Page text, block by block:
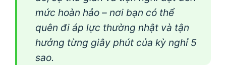
mức hoàn hảo – nơi bạn có thể
quên đi áp lực thường nhật và tận
hưởng từng giây phút của kỳ nghỉ 5
sao.